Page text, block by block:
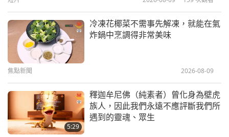
光耀世界愛心獎得主：湯姆‧賈斯尼
光耀世界愛心獎：「莫兒為愛救援」
的塔米‧莫兒女士
冷凍花椰菜不需事先解凍，就能在氣
炸鍋中烹調得非常美味
焦點新聞 2026-08-09
5:29
釋迦牟尼佛（純素者）曾化身為壁虎
族人，因此我們永遠不應評斷我們所
遇到的靈魂、眾生